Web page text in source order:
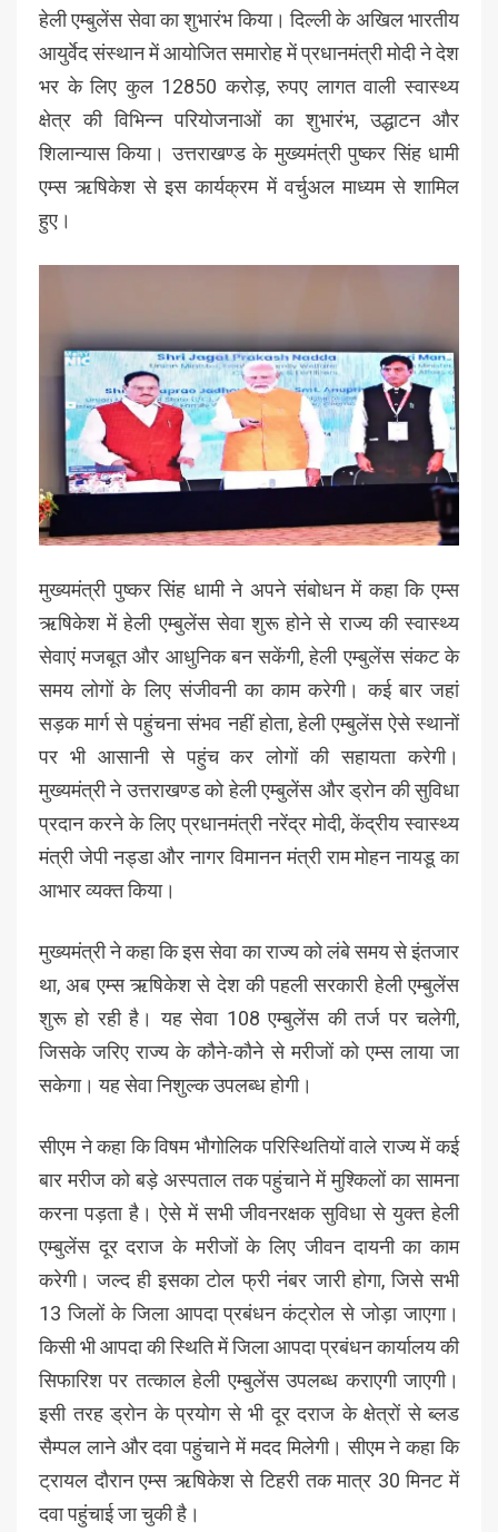
हेली एम्बुलेंस सेवा का शुभारंभ किया। दिल्ली के अखिल भारतीय
आयुर्वेद संस्थान में आयोजित समारोह में प्रधानमंत्री मोदी ने देश
भर के लिए कुल 12850 करोड़, रुपए लागत वाली स्वास्थ्य
क्षेत्र की विभिन्न परियोजनाओं का शुभारंभ, उद्धाटन और
शिलान्यास किया। उत्तराखण्ड के मुख्यमंत्री पुष्कर सिंह धामी
एम्स ऋषिकेश से इस कार्यक्रम में वर्चुअल माध्यम से शामिल
हुए।
मुख्यमंत्री पुष्कर सिंह धामी ने अपने संबोधन में कहा कि एम्स
ऋषिकेश में हेली एम्बुलेंस सेवा शुरू होने से राज्य की स्वास्थ्य
सेवाएं मजबूत और आधुनिक बन सकेंगी, हेली एम्बुलेंस संकट के
समय लोगों के लिए संजीवनी का काम करेगी। कई बार जहां
सड़क मार्ग से पहुंचना संभव नहीं होता, हेली एम्बुलेंस ऐसे स्थानों
पर भी आसानी से पहुंच कर लोगों की सहायता करेगी।
मुख्यमंत्री ने उत्तराखण्ड को हेली एम्बुलेंस और ड्रोन की सुविधा
प्रदान करने के लिए प्रधानमंत्री नरेंद्र मोदी, केंद्रीय स्वास्थ्य
मंत्री जेपी नड्डा और नागर विमानन मंत्री राम मोहन नायडू का
आभार व्यक्त किया।
मुख्यमंत्री ने कहा कि इस सेवा का राज्य को लंबे समय से इंतजार
था, अब एम्स ऋषिकेश से देश की पहली सरकारी हेली एम्बुलेंस
शुरू हो रही है। यह सेवा 108 एम्बुलेंस की तर्ज पर चलेगी,
जिसके जरिए राज्य के कौने-कौने से मरीजों को एम्स लाया जा
सकेगा। यह सेवा निशुल्क उपलब्ध होगी।
सीएम ने कहा कि विषम भौगोलिक परिस्थितियों वाले राज्य में कई
बार मरीज को बड़े अस्पताल तक पहुंचाने में मुश्किलों का सामना
करना पड़ता है। ऐसे में सभी जीवनरक्षक सुविधा से युक्त हेली
एम्बुलेंस दूर दराज के मरीजों के लिए जीवन दायनी का काम
करेगी। जल्द ही इसका टोल फ्री नंबर जारी होगा, जिसे सभी
13 जिलों के जिला आपदा प्रबंधन कंट्रोल से जोड़ा जाएगा।
किसी भी आपदा की स्थिति में जिला आपदा प्रबंधन कार्यालय की
सिफारिश पर तत्काल हेली एम्बुलेंस उपलब्ध कराएगी जाएगी।
इसी तरह ड्रोन के प्रयोग से भी दूर दराज के क्षेत्रों से ब्लड
सैम्पल लाने और दवा पहुंचाने में मदद मिलेगी। सीएम ने कहा कि
ट्रायल दौरान एम्स ऋषिकेश से टिहरी तक मात्र 30 मिनट में
दवा पहुंचाई जा चुकी है।